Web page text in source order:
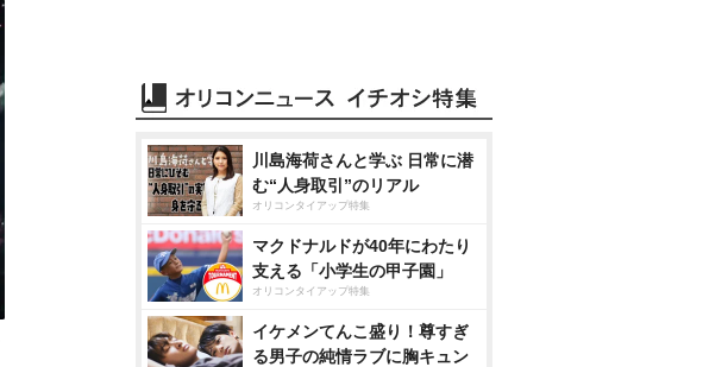
川島海荷さんと学ぶ 日常に潜
む“人身取引”のリアル
オリコンタイアップ特集
マクドナルドが40年にわたり
支える「小学生の甲子園」
オリコンタイアップ特集
イケメンてんこ盛り！尊すぎ
る男子の純情ラブに胸キュン